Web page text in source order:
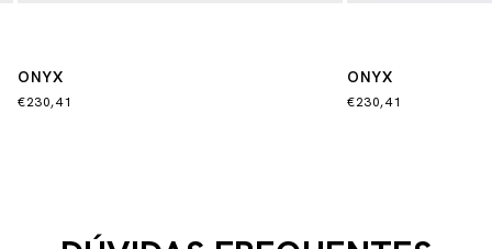
ONYX
€230,41
ONYX
€230,41